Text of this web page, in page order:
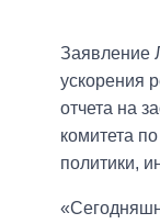
Заявление
ускорения
отчета на
комитета
политики,